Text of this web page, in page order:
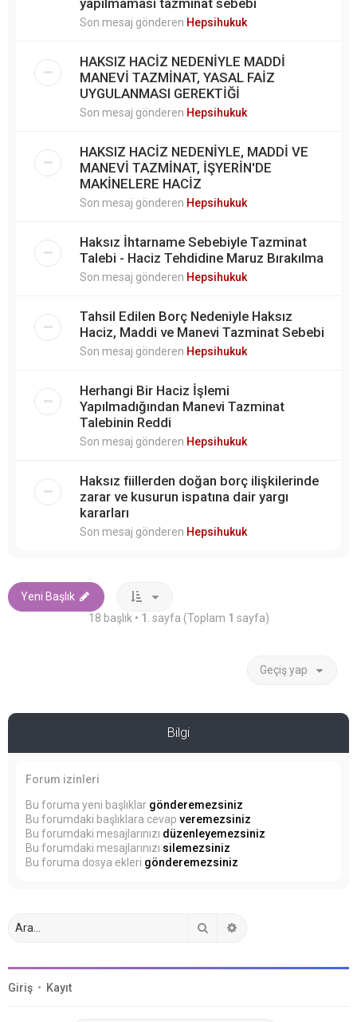
Son mesaj gönderen Hepsihukuk
HAKSIZ HACİZ NEDENİYLE MADDİ
MANEVİ TAZMİNAT, YASAL FAİZ
UYGULANMASI GEREKTİĞİ
Son mesaj gönderen Hepsihukuk
HAKSIZ HACİZ NEDENİYLE, MADDİ VE
MANEVİ TAZMİNAT, İŞYERİN'DE
MAKİNELERE HACİZ
Son mesaj gönderen Hepsihukuk
Haksız İhtarname Sebebiyle Tazminat
Talebi - Haciz Tehdidine Maruz Bırakılma
Son mesaj gönderen Hepsihukuk
Tahsil Edilen Borç Nedeniyle Haksız
Haciz, Maddi ve Manevi Tazminat Sebebi
Son mesaj gönderen Hepsihukuk
Herhangi Bir Haciz İşlemi
Yapılmadığından Manevi Tazminat
Talebinin Reddi
Son mesaj gönderen Hepsihukuk
Haksız fiillerden doğan borç ilişkilerinde
zarar ve kusurun ispatına dair yargı
kararları
Son mesaj gönderen Hepsihukuk
Yeni Başlık
18 başlık • 1 . sayfa (Toplam 1 sayfa)
Geçiş yap
Bilgi
Forum izinleri
Bu foruma yeni başlıklar gönderemezsiniz
Bu forumdaki başlıklara cevap veremezsiniz
Bu forumdaki mesajlarınızı düzenleyemezsiniz
Bu forumdaki mesajlarınızı silemezsiniz
Bu foruma dosya ekleri gönderemezsiniz
Giriş • Kayıt